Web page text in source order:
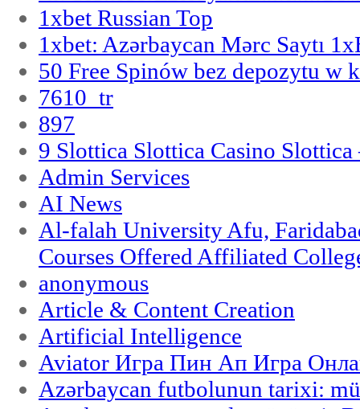
1xbet Russian Top
1xbet: Azərbaycan Mərc Saytı
50 Free Spinów bez depozytu w
7610_tr
897
9 Slottica Slottica Casino Slottica
Admin Services
AI News
Al-falah University Afu,
Courses Offered Affiliated
anonymous
Article & Content Creation
Artificial Intelligence
Aviator Игра Пин Ап Игра
Azərbaycan futbolunun tarixi: